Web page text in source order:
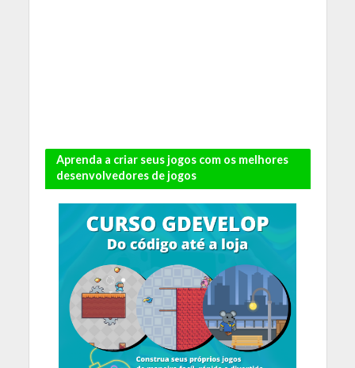
Aprenda a criar seus jogos com os melhores
desenvolvedores de jogos